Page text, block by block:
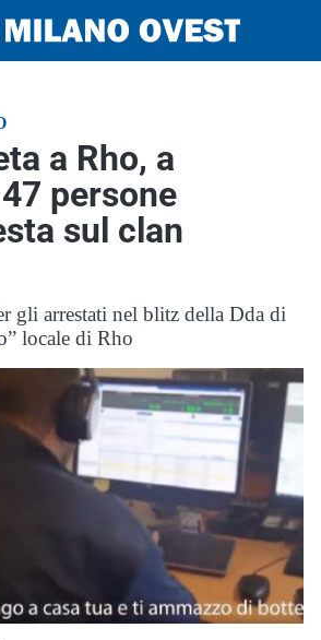
a Rho, a
persone
sul clan
gli arrestati nel blitz della Dda di
locale di Rho